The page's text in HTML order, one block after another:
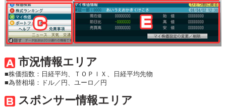
市況情報エリア
■株価指数：日経平均、ＴＯＰＩＸ、日経平均先物
■為替相場：ドル／円、ユーロ／円
スポンサー情報エリア